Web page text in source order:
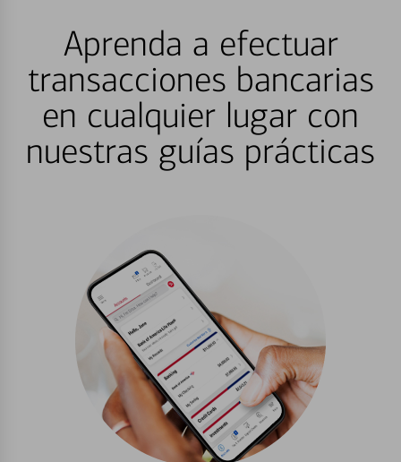
Aprenda a efectuar
transacciones bancarias
en cualquier lugar con
nuestras guías prácticas